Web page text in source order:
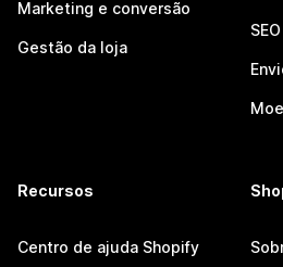
Marketing e conversão
Gestão da loja
SEO
Recursos
Centro de ajuda Shopify